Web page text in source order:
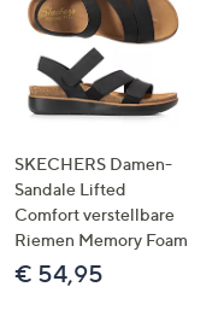
Sie
Touch-
Geräten
links
bzw.
rechts,
um
diese
SKECHERS Damen-
Sandale Lifted
Comfort verstellbare
Riemen Memory Foam
€ 54,95